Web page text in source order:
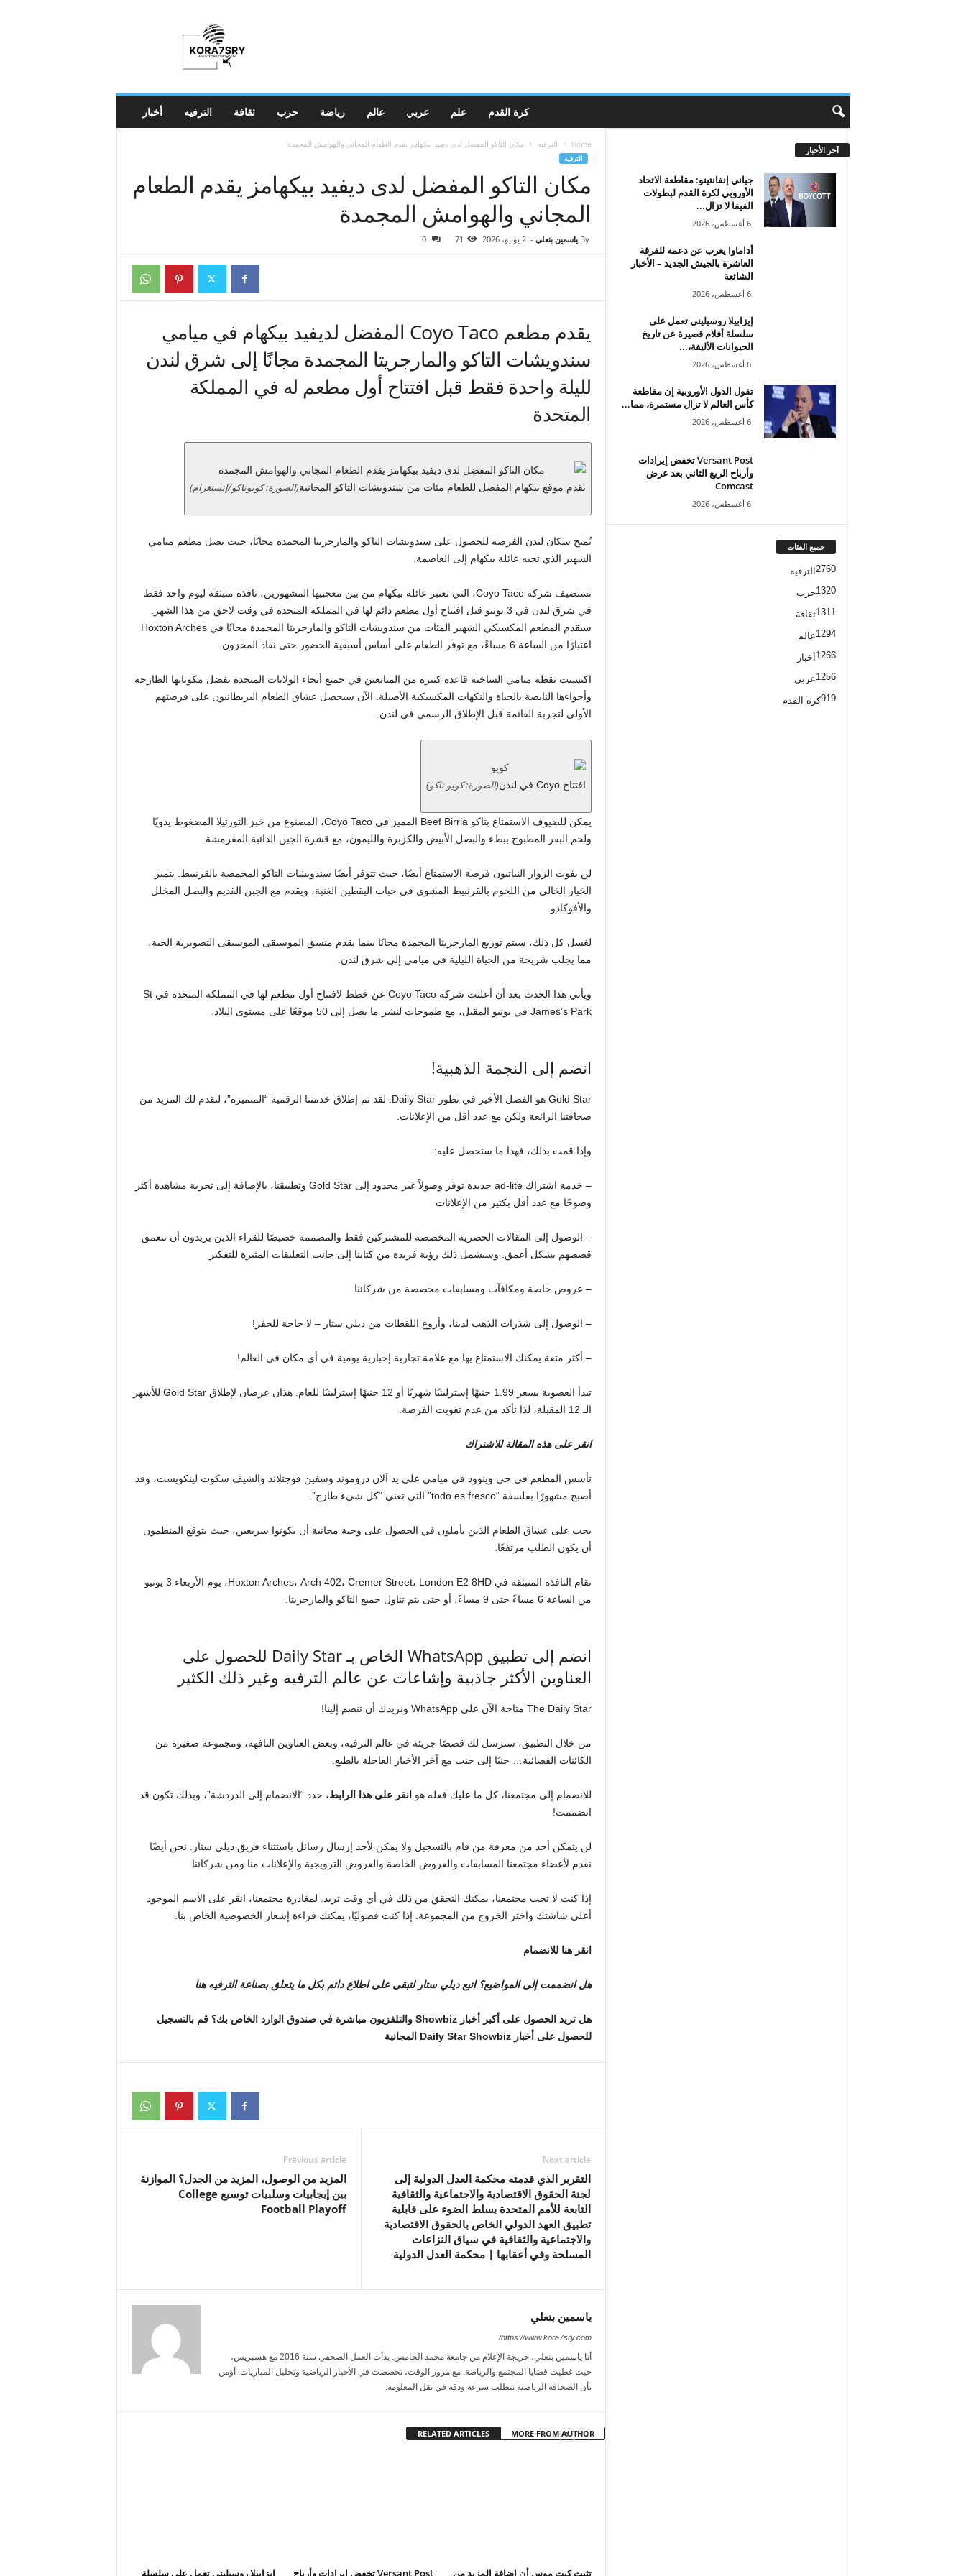
أخبار الترفيه ثقافة حرب رياضة عالم عربي علم كرة القدم
Home الترفيه مكان التاكو المفضل لدى ديفيد بيكهامز يقدم الطعام المجاني والهوامش المجمدة
الترفيه
مكان التاكو المفضل لدى ديفيد بيكهامز يقدم الطعام
المجاني والهوامش المجمدة
By ياسمين بنعلي - 2 يونيو، 2026 71
0
يقدم مطعم Coyo Taco المفضل لديفيد بيكهام في ميامي
سندويشات التاكو والمارجريتا المجمدة مجانًا إلى شرق لندن
لليلة واحدة فقط قبل افتتاح أول مطعم له في المملكة
المتحدة
يقدم موقع بيكهام المفضل للطعام مئات من سندويشات التاكو المجانية(الصورة: كويوتاكو/إنستغرام)
يُمنح سكان لندن الفرصة للحصول على سندويشات التاكو والمارجريتا المجمدة مجانًا، حيث يصل مطعم ميامي
الشهير الذي تحبه عائلة بيكهام إلى العاصمة.
تستضيف شركة Coyo Taco، التي تعتبر عائلة بيكهام من بين معجبيها المشهورين، نافذة منبثقة ليوم واحد فقط
في شرق لندن في 3 يونيو قبل افتتاح أول مطعم دائم لها في المملكة المتحدة في وقت لاحق من هذا الشهر.
سيقدم المطعم المكسيكي الشهير المئات من سندويشات التاكو والمارجريتا المجمدة مجانًا في Hoxton Arches
اعتبارًا من الساعة 6 مساءً، مع توفر الطعام على أساس أسبقية الحضور حتى نفاذ المخزون.
اكتسبت نقطة ميامي الساخنة قاعدة كبيرة من المتابعين في جميع أنحاء الولايات المتحدة بفضل مكوناتها الطازجة
وأجواءها النابضة بالحياة والنكهات المكسيكية الأصيلة. الآن سيحصل عشاق الطعام البريطانيون على فرصتهم
الأولى لتجربة القائمة قبل الإطلاق الرسمي في لندن.
افتتاح Coyo في لندن (الصورة: كويو تاكو)
يمكن للضيوف الاستمتاع بتاكو Beef Birria المميز في Coyo Taco، المصنوع من خبز التورتيلا المضغوط يدويًا
ولحم البقر المطبوخ ببطء والبصل الأبيض والكزبرة والليمون، مع قشرة الجبن الذائبة المقرمشة.
لن يفوت الزوار النباتيون فرصة الاستمتاع أيضًا، حيث تتوفر أيضًا سندويشات التاكو المحمصة بالقرنبيط. يتميز
الخيار الخالي من اللحوم بالقرنبيط المشوي في حبات اليقطين الغنية، ويقدم مع الجبن القديم والبصل المخلل
والأفوكادو.
لغسل كل ذلك، سيتم توزيع المارجريتا المجمدة مجانًا بينما يقدم منسق الموسيقى الموسيقى التصويرية الحية،
مما يجلب شريحة من الحياة الليلية في ميامي إلى شرق لندن.
ويأتي هذا الحدث بعد أن أعلنت شركة Coyo Taco عن خطط لافتتاح أول مطعم لها في المملكة المتحدة في St
James’s Park في يونيو المقبل، مع طموحات لنشر ما يصل إلى 50 موقعًا على مستوى البلاد.
انضم إلى النجمة الذهبية!
Gold Star هو الفصل الأخير في تطور Daily Star. لقد تم إطلاق خدمتنا الرقمية “المتميزة”، لتقدم لك المزيد من
صحافتنا الرائعة ولكن مع عدد أقل من الإعلانات.
وإذا قمت بذلك، فهذا ما ستحصل عليه:
– خدمة اشتراك ad-lite جديدة توفر وصولاً غير محدود إلى Gold Star وتطبيقنا، بالإضافة إلى تجربة مشاهدة أكثر
وضوحًا مع عدد أقل بكثير من الإعلانات
– الوصول إلى المقالات الحصرية المخصصة للمشتركين فقط والمصممة خصيصًا للقراء الذين يريدون أن تتعمق
قصصهم بشكل أعمق. وسيشمل ذلك رؤية فريدة من كتابنا إلى جانب التعليقات المثيرة للتفكير
– عروض خاصة ومكافآت ومسابقات مخصصة من شركائنا
– الوصول إلى شذرات الذهب لدينا، وأروع اللقطات من ديلي ستار – لا حاجة للحفر!
– أكثر متعة يمكنك الاستمتاع بها مع علامة تجارية إخبارية يومية في أي مكان في العالم!
تبدأ العضوية بسعر 1.99 جنيهًا إسترلينيًا شهريًا أو 12 جنيهًا إسترلينيًا للعام. هذان عرضان لإطلاق Gold Star للأشهر
الـ 12 المقبلة، لذا تأكد من عدم تفويت الفرصة.
انقر على هذه المقالة للاشتراك
تأسس المطعم في حي وينوود في ميامي على يد آلان دروموند وسفين فوجتلاند والشيف سكوت لينكويست، وقد
أصبح مشهورًا بفلسفة “todo es fresco” التي تعني “كل شيء طازج”.
يجب على عشاق الطعام الذين يأملون في الحصول على وجبة مجانية أن يكونوا سريعين، حيث يتوقع المنظمون
أن يكون الطلب مرتفعًا.
تقام النافذة المنبثقة في Hoxton Arches، Arch 402، Cremer Street، London E2 8HD، يوم الأربعاء 3 يونيو
من الساعة 6 مساءً حتى 9 مساءً، أو حتى يتم تناول جميع التاكو والمارجريتا.
انضم إلى تطبيق WhatsApp الخاص بـ Daily Star للحصول على
العناوين الأكثر جاذبية وإشاعات عن عالم الترفيه وغير ذلك الكثير
The Daily Star متاحة الآن على WhatsApp ونريدك أن تنضم إلينا!
من خلال التطبيق، سنرسل لك قصصًا جريئة في عالم الترفيه، وبعض العناوين التافهة، ومجموعة صغيرة من
الكائنات الفضائية… جنبًا إلى جنب مع آخر الأخبار العاجلة بالطبع.
للانضمام إلى مجتمعنا، كل ما عليك فعله هو انقر على هذا الرابط، حدد “الانضمام إلى الدردشة”، وبذلك تكون قد
انضممت!
لن يتمكن أحد من معرفة من قام بالتسجيل ولا يمكن لأحد إرسال رسائل باستثناء فريق ديلي ستار. نحن أيضًا
نقدم لأعضاء مجتمعنا المسابقات والعروض الخاصة والعروض الترويجية والإعلانات منا ومن شركائنا.
إذا كنت لا تحب مجتمعنا، يمكنك التحقق من ذلك في أي وقت تريد. لمغادرة مجتمعنا، انقر على الاسم الموجود
أعلى شاشتك واختر الخروج من المجموعة. إذا كنت فضوليًا، يمكنك قراءة إشعار الخصوصية الخاص بنا.
انقر هنا للانضمام
هل انضممت إلى المواضيع؟ اتبع ديلي ستار لتبقى على اطلاع دائم بكل ما يتعلق بصناعة الترفيه هنا
هل تريد الحصول على أكبر أخبار Showbiz والتلفزيون مباشرة في صندوق الوارد الخاص بك؟ قم بالتسجيل
للحصول على أخبار Daily Star Showbiz المجانية
Previous article
المزيد من الوصول، المزيد من الجدل؟ الموازنة
بين إيجابيات وسلبيات توسيع College
Football Playoff
Next article
التقرير الذي قدمته محكمة العدل الدولية إلى
لجنة الحقوق الاقتصادية والاجتماعية والثقافية
التابعة للأمم المتحدة يسلط الضوء على قابلية
تطبيق العهد الدولي الخاص بالحقوق الاقتصادية
والاجتماعية والثقافية في سياق النزاعات
المسلحة وفي أعقابها | محكمة العدل الدولية
ياسمين بنعلي
https://www.kora7sry.com/
أنا ياسمين بنعلي، خريجة الإعلام من جامعة محمد الخامس. بدأت العمل الصحفي سنة 2016 مع هسبريس،
حيث غطيت قضايا المجتمع والرياضة. مع مرور الوقت، تخصصت في الأخبار الرياضية وتحليل المباريات. أؤمن
بأن الصحافة الرياضية تتطلب سرعة ودقة في نقل المعلومة.
RELATED ARTICLES MORE FROM AUTHOR
إيزابيلا روسيليني تعمل على سلسلة Versant Post تخفض إيرادات وأرباح تثبت كيت موس أن إضافة المزيد من
آخر الأخبار
جياني إنفانتينو: مقاطعة الاتحاد
الأوروبي لكرة القدم لبطولات
الفيفا لا تزال...
6 أغسطس، 2026
أداماوا يعرب عن دعمه للفرقة
العاشرة بالجيش الجديد – الأخبار
الشائعة
6 أغسطس، 2026
إيزابيلا روسيليني تعمل على
سلسلة أفلام قصيرة عن تاريخ
الحيوانات الأليفة،...
6 أغسطس، 2026
تقول الدول الأوروبية إن مقاطعة
كأس العالم لا تزال مستمرة، مما...
6 أغسطس، 2026
Versant Post تخفض إيرادات
وأرباح الربع الثاني بعد عرض
Comcast
6 أغسطس، 2026
جميع الفئات
الترفيه 2760
حرب1320
ثقافة1311
عالم1294
أخبار 1266
عربي1256
كرة القدم919